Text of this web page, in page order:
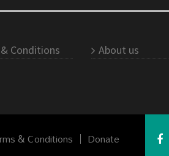
Conditions About us
& Conditions Donate